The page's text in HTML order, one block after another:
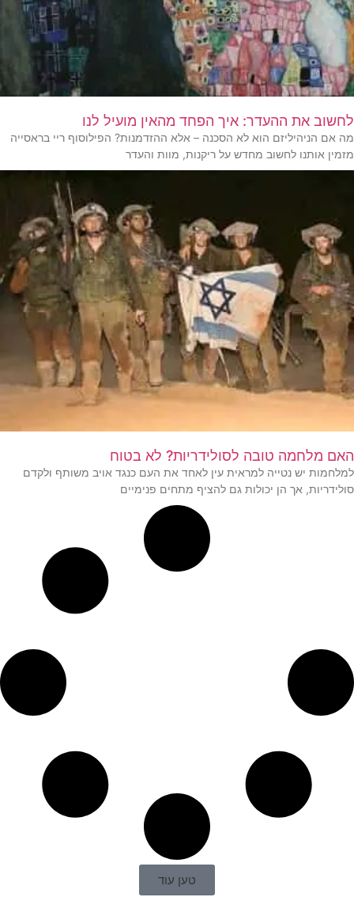
לחשוב את ההעדר: איך הפחד מהאין מועיל לנו
מה אם הניהיליזם הוא לא הסכנה – אלא ההזדמנות? הפילוסוף ריי בראסייה
מזמין אותנו לחשוב מחדש על ריקנות, מוות והעדר
האם מלחמה טובה לסולידריות? לא בטוח
למלחמות יש נטייה למראית עין לאחד את העם כנגד אויב משותף ולקדם
סולידריות, אך הן יכולות גם להציף מתחים פנימיים
טען עוד